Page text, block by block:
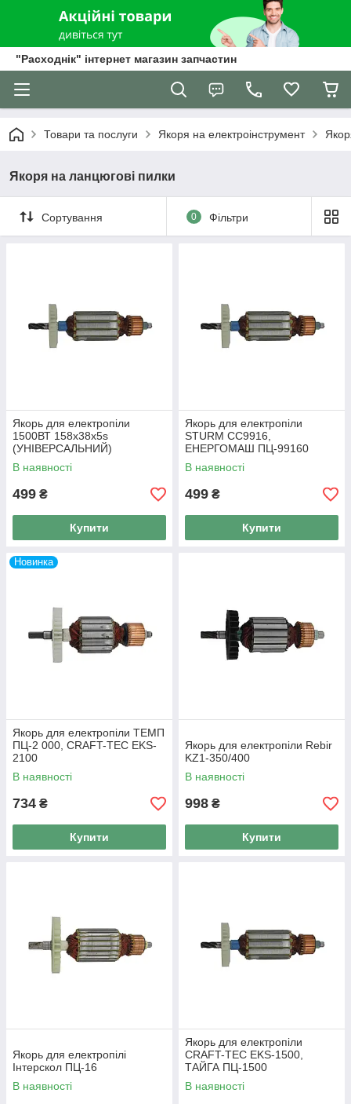
"Расходнік" інтернет магазин запчастин
Товари та послуги Якоря на електроінструмент
Якоря на ланцюгові пилки
Сортування 0 Фільтри
Якорь для електропіли
1500ВТ 158x38x5s
(УНІВЕРСАЛЬНИЙ)
В наявності
499 ₴
Купити
Якорь для електропіли
STURM CC9916,
ЕНЕРГОМАШ ПЦ-99160
В наявності
499 ₴
Купити
Новинка
Якорь для електропіли ТЕМП
ПЦ-2 000, CRAFT-TEC EKS-
2100
В наявності
734 ₴
Купити
Якорь для електропіли Rebir
KZ1-350/400
В наявності
998 ₴
Купити
Якорь для електропілі
Інтерскол ПЦ-16
В наявності
Якорь для електропіли
CRAFT-TEC EKS-1500,
ТАЙГА ПЦ-1500
В наявності